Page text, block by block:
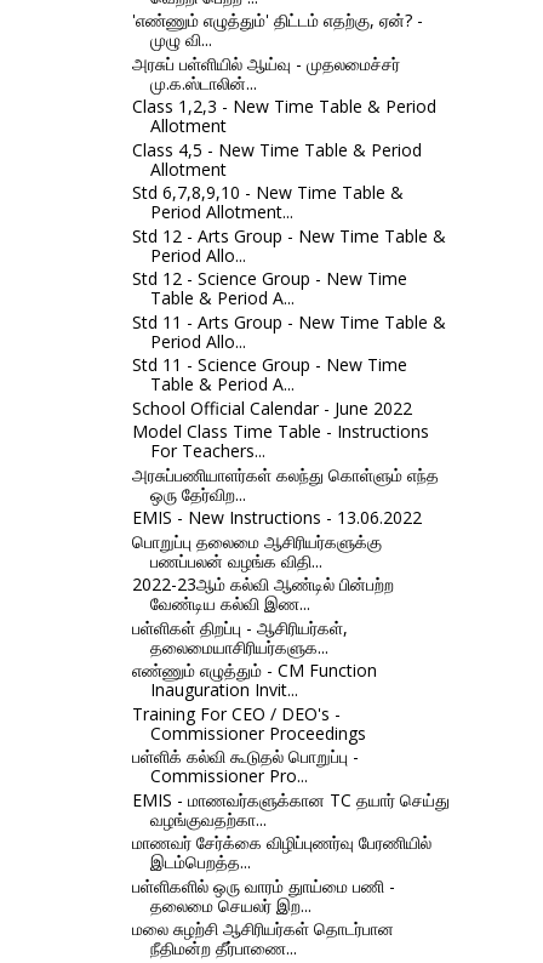
'எண்ணும் எழுத்தும்' திட்டம் எதற்கு, ஏன்? -
முழு வி...
அரசுப் பள்ளியில் ஆய்வு - முதலமைச்சர்
மு.க.ஸ்டாலின்...
Class 1,2,3 - New Time Table & Period
Allotment
Class 4,5 - New Time Table & Period
Allotment
Std 6,7,8,9,10 - New Time Table &
Period Allotment...
Std 12 - Arts Group - New Time Table &
Period Allo...
Std 12 - Science Group - New Time
Table & Period A...
Std 11 - Arts Group - New Time Table &
Period Allo...
Std 11 - Science Group - New Time
Table & Period A...
School Official Calendar - June 2022
Model Class Time Table - Instructions
For Teachers...
அரசுப்பணியாளர்கள் கலந்து கொள்ளும் எந்த
ஒரு தேர்விற...
EMIS - New Instructions - 13.06.2022
பொறுப்பு தலைமை ஆசிரியர்களுக்கு
பணப்பலன் வழங்க விதி...
2022-23ஆம் கல்வி ஆண்டில் பின்பற்ற
வேண்டிய கல்வி இண...
பள்ளிகள் திறப்பு - ஆசிரியர்கள்,
தலைமையாசிரியர்களுக...
எண்ணும் எழுத்தும் - CM Function
Inauguration Invit...
Training For CEO / DEO's -
Commissioner Proceedings
பள்ளிக் கல்வி கூடுதல் பொறுப்பு -
Commissioner Pro...
EMIS - மாணவர்களுக்கான TC தயார் செய்து
வழங்குவதற்கா...
மாணவர் சேர்க்கை விழிப்புணர்வு பேரணியில்
இடம்பெறத்த...
பள்ளிகளில் ஒரு வாரம் துாய்மை பணி -
தலைமை செயலர் இற...
மலை சுழற்சி ஆசிரியர்கள் தொடர்பான
நீதிமன்ற தீர்பாணை...